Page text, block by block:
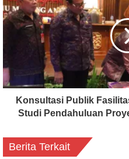
Konsultasi Publik
Studi Pendahuluan
Berita Terkait